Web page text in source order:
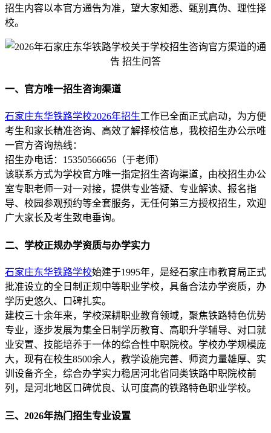
招生内容以本官方通告为准，望大家知悉、甄别真伪、理性择
校。
一、官方唯一招生咨询渠道
石家庄东华铁路学校2026年招生工作已全面正式启动，为方便
考生和家长精准咨询、高效了解择校信息，我校招生办公示唯
一官方咨询热线：
招生办电话：15350566656（于老师）
该联系方式为学校官方唯一指定招生咨询渠道，由校招生办公
室专职老师一对一对接，提供专业答疑、专业解读、报名指
导、校园参观预约等全套服务，无任何第三方授权招生，欢迎
广大家长及考生致电垂询。
二、学校正规办学资质与办学实力
石家庄东华铁路学校始建于1995年，是经石家庄市教育局正式
批准设立的全日制正规中等职业学校，具备合法办学资质，办
学历史悠久、口碑扎实。
建校三十余年来，学校深耕职业教育领域，聚焦铁路特色优势
专业，逐步发展为集全日制学历教育、高职升学辅导、对口就
业安置、技能培养于一体的综合性中职院校。学校办学规模庞
大，现有在校生8500余人，教学设施完善、师资力量雄厚、实
训设备齐全，综合办学实力稳居河北省同类铁路中职院校前
列，是河北地区口碑优良、认可度高的铁路特色职业学校。
三、2026年热门招生专业设置